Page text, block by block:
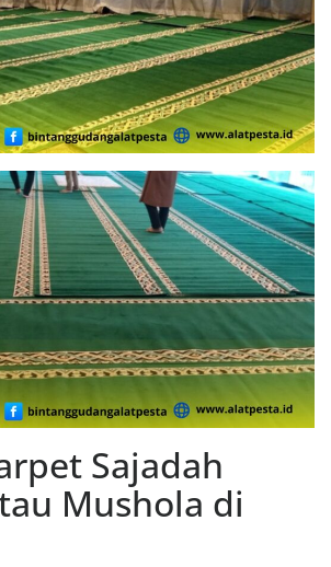
Sajadah
Mushola di